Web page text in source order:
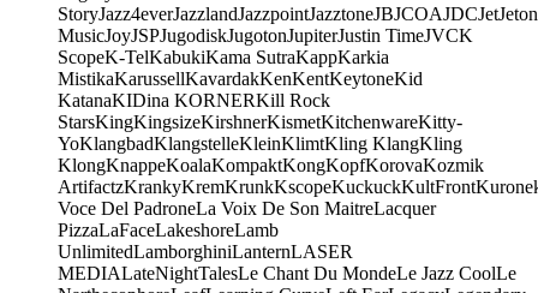
StoryJazz4everJazzlandJazzpointJazztoneJBJCOAJDCJetJeton
MusicJoyJSPJugodiskJugotonJupiterJustin TimeJVCK
ScopeK-TelKabukiKama SutraKappKarkia
MistikaKarussellKavardakKenKentKeytoneKid
KatanaKIDina KORNERKill Rock
StarsKingKingsizeKirshnerKismetKitchenwareKitty-
YoKlangbadKlangstelleKleinKlimtKling KlangKling
KlongKnappeKoalaKompaktKongKopfKorovaKozmik
ArtifactzKrankyKremKrunkKscopeKuckuckKultFront
Voce Del PadroneLa Voix De Son MaitreLacquer
PizzaLaFaceLakeshoreLamb
UnlimitedLamborghiniLanternLASER
MEDIALateNightTalesLe Chant Du MondeLe Jazz CoolLe